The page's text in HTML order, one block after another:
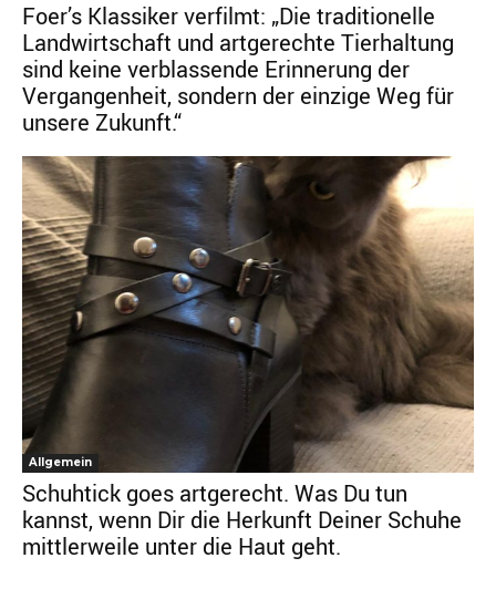
Foer’s Klassiker verfilmt: „Die traditionelle
Landwirtschaft und artgerechte Tierhaltung
sind keine verblassende Erinnerung der
Vergangenheit, sondern der einzige Weg für
unsere Zukunft.“
Allgemein
Schuhtick goes artgerecht. Was Du tun
kannst, wenn Dir die Herkunft Deiner Schuhe
mittlerweile unter die Haut geht.